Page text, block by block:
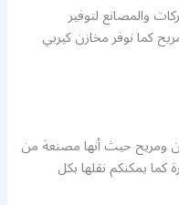
والمصانع لتوفير
كما نوفر مخازن كيربي
ومريح حيث أنها مصنعة من
كما يمكنكم نقلها بكل